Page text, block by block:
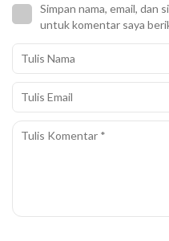
Simpan nama, email, dan
untuk komentar saya